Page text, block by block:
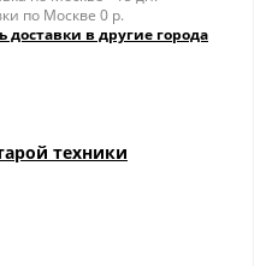
по Москве 0 р.
доставки в другие города
техники